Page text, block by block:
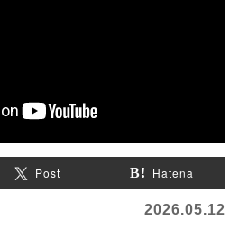
Post Hatena
2026.05.12